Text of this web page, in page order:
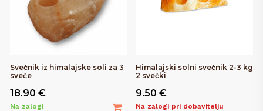
Svečnik iz himalajske soli za 3
sveče
18.90 €
Na zalogi
Himalajski solni svečnik 2-3 kg
2 svečki
9.50 €
Na zalogi pri dobavitelju